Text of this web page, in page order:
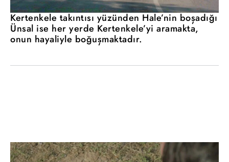
Kertenkele takıntısı yüzünden Hale’nin boşadığı
Ünsal ise her yerde Kertenkele’yi aramakta,
onun hayaliyle boğuşmaktadır.